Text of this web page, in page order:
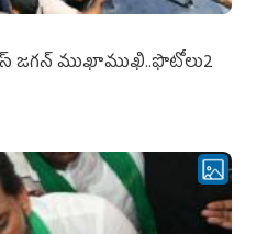
జ‌గ‌న్ ముఖాముఖి..ఫొటోలు2